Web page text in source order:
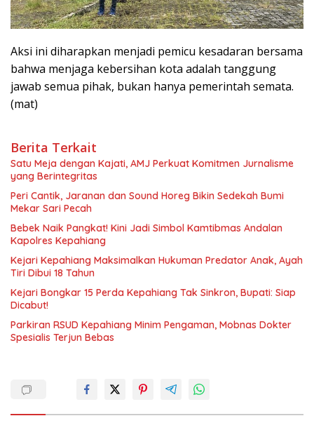
Aksi ini diharapkan menjadi pemicu kesadaran bersama
bahwa menjaga kebersihan kota adalah tanggung
jawab semua pihak, bukan hanya pemerintah semata.
(mat)
Berita Terkait
Satu Meja dengan Kajati, AMJ Perkuat Komitmen Jurnalisme
yang Berintegritas
Peri Cantik, Jaranan dan Sound Horeg Bikin Sedekah Bumi
Mekar Sari Pecah
Bebek Naik Pangkat! Kini Jadi Simbol Kamtibmas Andalan
Kapolres Kepahiang
Kejari Kepahiang Maksimalkan Hukuman Predator Anak, Ayah
Tiri Dibui 18 Tahun
Kejari Bongkar 15 Perda Kepahiang Tak Sinkron, Bupati: Siap
Dicabut!
Parkiran RSUD Kepahiang Minim Pengaman, Mobnas Dokter
Spesialis Terjun Bebas